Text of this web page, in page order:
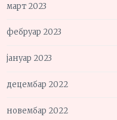
март 2023
фебруар 2023
јануар 2023
децембар 2022
новембар 2022